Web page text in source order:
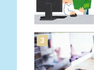
3